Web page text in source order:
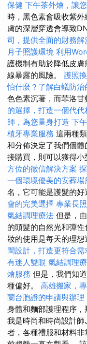
保健 下午茶外燴，讓
時，黑色素會吸收紫
膚的深層穿透會導致
司，提供全面的財務解
月子照護環境 利用
護機制有助於降低皮
線暴露的風險。 護照
怕什麼？了解白蟻防治
色色素沉著，而菲洛甘
的選擇，打造一個代
師，為您量身打造 下
植牙專業服務 這兩種
和分佈決定了我們個
接購買，則可以獲得小
方位的徵信解決方案
一個環境優美的安葬場
名，它可能是護髮的好
會的完美選擇 專業長
氣結調理療法 但是，
的頭髮的自然光和彈性
妝的使用是每天的理
間設計，打造更符合
有迷人雙眼 氣結調理
燴服務 但是，我們知
種偏好。 高雄搬家，
蘭台胞證的申請與辦理
身體和麵部護理程序
我是時尚和時尚設計
者，各種禮服和材料